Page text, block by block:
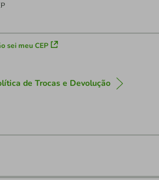
sei meu CEP
de Trocas e Devolução